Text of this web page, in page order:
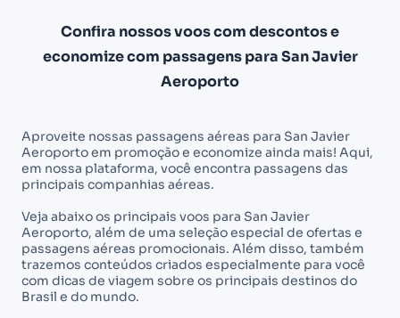
Confira nossos voos com descontos e
economize com passagens para San Javier
Aeroporto
Aproveite nossas passagens aéreas para San Javier
Aeroporto em promoção e economize ainda mais! Aqui,
em nossa plataforma, você encontra passagens das
principais companhias aéreas.
Veja abaixo os principais voos para San Javier
Aeroporto, além de uma seleção especial de ofertas e
passagens aéreas promocionais. Além disso, também
trazemos conteúdos criados especialmente para você
com dicas de viagem sobre os principais destinos do
Brasil e do mundo.